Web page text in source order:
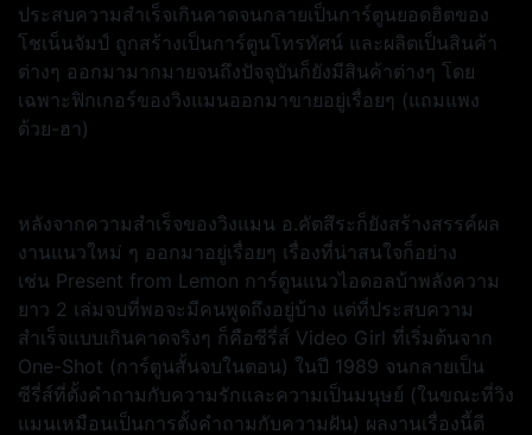
ประสบความสำเร็จเกินคาดจนกลายเป็นการ์ตูนยอดฮิตของ
โชเน็นจัมป์ ถูกสร้างเป็นการ์ตูนโทรทัศน์ และผลิตเป็นสินค้า
ต่างๆ ออกมามากมายจนถึงปัจจุบันก็ยังมีสินค้าต่างๆ โดย
เฉพาะฟิกเกอร์ของวิงแมนออกมาขายอยู่เรื่อยๆ (แถมแพง
ด้วย-ฮา)
หลังจากความสำเร็จของวิงแมน อ.คัตสึระก็ยังสร้างสรรค์ผล
งานแนวใหม่ ๆ ออกมาอยู่เรื่อยๆ เรื่องที่น่าสนใจก็อย่าง
เช่น Present from Lemon การ์ตูนแนวไอดอลบ้าพลังความ
ยาว 2 เล่มจบที่พอจะมีคนพูดถึงอยู่บ้าง แต่ที่ประสบความ
สำเร็จแบบเกินคาดจริงๆ ก็คือซีรี่ส์ Video Girl ที่เริ่มต้นจาก
One-Shot (การ์ตูนสั้นจบในตอน) ในปี 1989 จนกลายเป็น
ซีรี่ส์ที่ตั้งคำถามกับความรักและความเป็นมนุษย์ (ในขณะที่วิง
แมนเหมือนเป็นการตั้งคำถามกับความฝัน) ผลงานเรื่องนี้ตี